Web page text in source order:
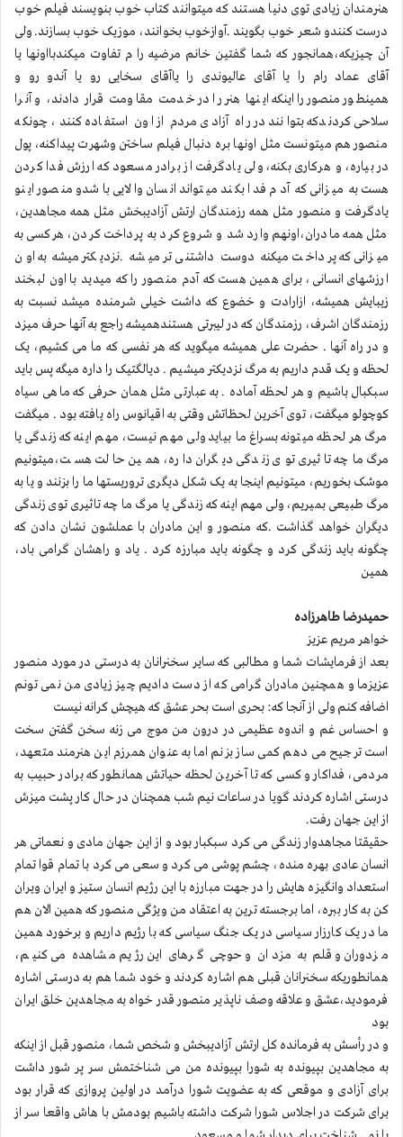
هنرمندان زیادی توی دنیا هستند که میتوانند کتاب خوب بنویسند فیلم خوب
درست کنندو شعر خوب بگویند .آوازخوب بخوانند، موزیک خوب بسازند. ولی
آن چیزیکه،همانجور که شما گفتین خانم مرضیه را م تفاوت میکندبااونها یا
آقای عماد رام را یا آقای عالیوندی را یاآقای سخایی رو یا آندو رو و
همینطورمنصور را اینکه اینها هنر را در خدمت مقاومت قرار دادند، و آنرا
سلاحی کردندکه بتوانند در راه آزادی مردم از اون استفاده کنند، چونکه
منصور هم میتونست مثل اونها بره دنبال فیلم ساختن وشهرت پیداکنه، پول
در بیاره، و هرکاری بکنه، ولی یادگرفت از برادر مسعود که ارزش فدا کردن
هست به میزانی که آدم فدا بکند میتواند انسان والایی باشدو منصور اینو
یادگرفت و منصور مثل همه رزمندگان ارتش آزادیبخش مثل همه مجاهدین،
مثل همه مادران،اونهم وارد شد و شروع کرد به پرداخت کردن، هرکسی به
میزانی که پرداخت میکنه دوست داشتنی تر میشه .نزدیکتر میشه به اون
ارزشهای انسانی، برای همین هست که آدم منصور را که میدید با اون لبخند
زیبایش همیشه، ازارادت و خضوع که داشت خیلی شرمنده میشد نسبت به
رزمندگان اشرف، رزمندگان که در لیبرتی هستندهمیشه راجع به آنها حرف میزد
و در راه آنها . حضرت علی همیشه میگوید که هر نفسی که ما می کشیم، یک
لحظه و یک قدم داریم به مرگ نزدیکتر میشیم . دیالگتیک را داره میگه پس باید
سبکبال باشیم و هر لحظه آماده . به عبارتی مثل همان حرفی که ماهی سیاه
کوچولو میگفت، توی آخرین لحظاتش وقتی به اقیانوس راه یافته بود . میگفت
مرگ هر لحظه میتونه بسراغ ما بیاید ولی مهم نیست، مهم اینه که زندگی یا
مرگ ماچه تاثیری توی زندگی دیگران داره، همین حالت هست،میتونیم
موشک بخوریم، میتونیم اینجا به یک شکل دیگری تروریستها ما را بزنند و یا به
مرگ طبیعی بمیریم، ولی مهم اینه که زندگی یا مرگ ما چه تاثیری توی زندگی
دیگران خواهد گذاشت .که منصور و این مادران با عملشون نشان دادن که
چگونه باید زندگی کرد و چگونه باید مبارزه کرد . یاد و راهشان گرامی باد،
همین
حمیدرضا طاهرزاده
خواهر مریم عزیز
بعد از فرمایشات شما و مطالبی که سایر سخنرانان به درستی در مورد منصور
عزیزما و همچنین مادران گرامی که از دست دادیم چیز زیادی من نمی تونم
اضافه کنم ولی از آنجا که: بحری است بحر عشق که هیچش کرانه نیست
و احساس غم و اندوه عظیمی در درون من موج می زنه سخن گفتن سخت
است ترجیح می دهم کمی ساز بزنم اما به عنوان همرزم این هنرمند متعهد،
مردمی، فداکار و کسی که تا آخرین لحظه حیاتش همانطور که برادر حبیب به
درستی اشاره کردند گویا در ساعات نیم شب همچنان در حال کار پشت میزش
از این جهان رفت.
حقیقتا مجاهدوار زندگی می کرد سبکبار بود و از این جهان مادی و نعماتی هر
انسان عادی بهره منده، چشم پوشی می کرد و سعی می کرد با تمام قوا تمام
استعداد وانگیزه هایش را در جهت مبارزه با این رژیم انسان ستیز و ایران ویران
کن به کار ببره، اما برجسته ترین به اعتقاد من ویژگی منصور که همین الان هم
ما در یک کارزار سیاسی در یک جنگ سیاسی که با رژیم داریم و برخورد همین
مزدوران و قلم به مزدان و حوچی گرهای این رژیم مشاهده می کنیم،
همانطوریکه سخنرانان قبلی هم اشاره کردند و خود شما هم به درستی اشاره
فرمودید،عشق و علاقه وصف ناپذیر منصور قدر خواه به مجاهدین خلق ایران
بود
و در رأسش به فرمانده کل ارتش آزادیبخش و شخص شما، منصور قبل از اینکه
به مجاهدین بپیونده به شورا بپیونده من می شناختمش سر پر شور داشت
برای آزادی و موقعی که به عضویت شورا درآمد در اولین پروازی که قرار بود
برای شرکت در اجلاس شورا شرکت داشته باشیم بودمش با هاش واقعا سر از